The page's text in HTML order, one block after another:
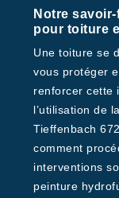
Notre
pour toiture
Une toiture se
vous protéger
renforcer cette
l’utilisation de
Tieffenbach
comment
interventions
peinture